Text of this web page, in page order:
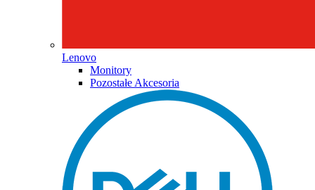
Lenovo
Monitory
Pozostałe Akcesoria